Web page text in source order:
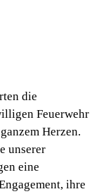
die
Feuerwehr
Herzen.
unserer
eine
ihre